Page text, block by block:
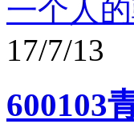
一个人
17/7/13
600103